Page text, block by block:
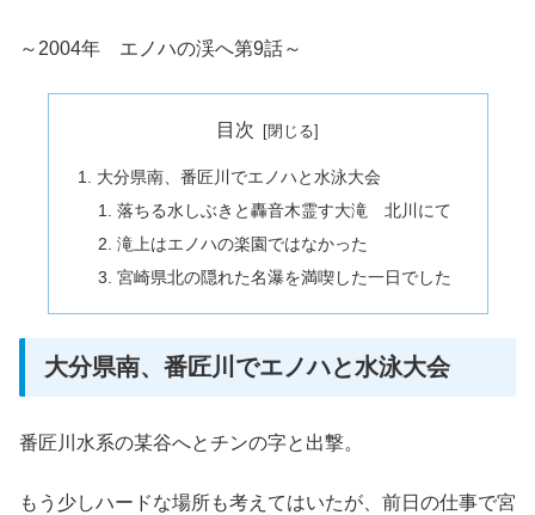
～2004年 エノハの渓へ第9話～
目次
大分県南、番匠川でエノハと水泳大会
落ちる水しぶきと轟音木霊す大滝 北川にて
滝上はエノハの楽園ではなかった
宮崎県北の隠れた名瀑を満喫した一日でした
大分県南、番匠川でエノハと水泳大会
番匠川水系の某谷へとチンの字と出撃。
もう少しハードな場所も考えてはいたが、前日の仕事で宮